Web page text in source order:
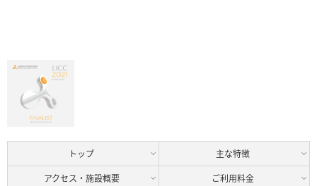
トップ
主な特徴
アクセス・施設概要
ご利用料金